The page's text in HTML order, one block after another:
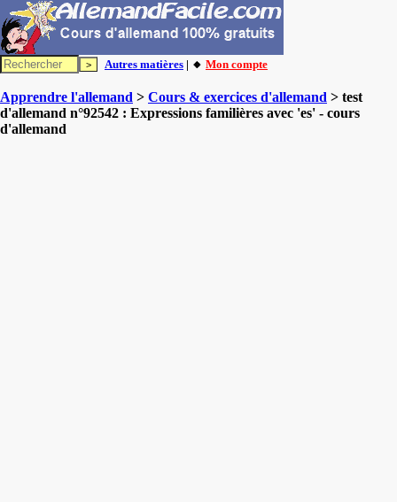
Autres matières | 🔸 Mon compte
Apprendre l'allemand > Cours & exercices d'allemand > test
d'allemand n°92542 : Expressions familières avec 'es' - cours
d'allemand